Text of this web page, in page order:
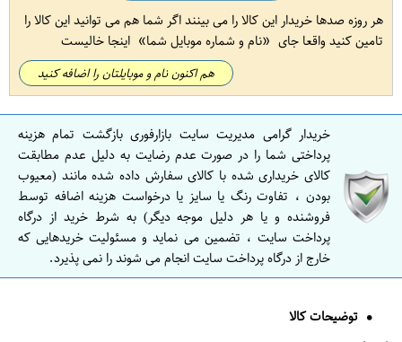
هر روزه صدها خریدار این کالا را می بینند اگر شما هم می توانید این کالا را
تامین کنید واقعا جای
نام و شماره موبایل شما اینجا خالیست
هم اکنون نام و موبایلتان را اضافه کنید
خریدار گرامی مدیریت سایت بازارفوری بازگشت تمام هزینه
پرداختی شما را در صورت عدم رضایت به دلیل عدم مطابقت
کالای خریداری شده با کالای سفارش داده شده مانند (معیوب
بودن ، تفاوت رنگ یا سایز یا درخواست هزینه اضافه توسط
فروشنده و یا هر دلیل موجه دیگر) به شرط خرید از درگاه
پرداخت سایت ، تضمین می نماید و مسئولیت خریدهایی که
خارج از درگاه پرداخت سایت انجام می شوند را نمی پذیرد.
توضیحات کالا